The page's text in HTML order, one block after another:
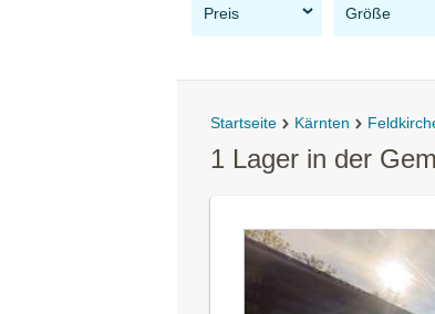
Preis Größe
Startseite Kärnten
1 Lager in der